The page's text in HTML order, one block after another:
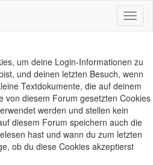
um deine Login-Informationen zu
und deinen letzten Besuch, wenn
Textdokumente, die auf deinem
von diesem Forum gesetzten Cookies
werden und stellen kein
diesem Forum speichern auch die
hast und wann du zum letzten
ob du diese Cookies akzeptierst